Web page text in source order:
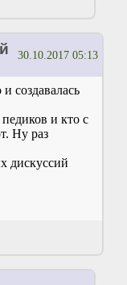
30.10.2017 05:13
создавалась
и кто с
Ну раз
дискуссий